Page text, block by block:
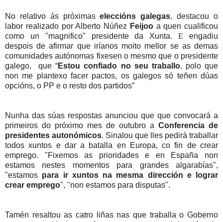
No relativo ás próximaseleccións galegas, destacou o
labor realizado por Alberto Núñez Feijooa quen cualificou
como un "magnifico" presidente da Xunta.Eengadiu
despois de afirmar que iríanos moito mellor se as demas
comunidades autónomas fixesen o mesmo que o presidente
galego, que “Estou confiado no seu traballo, polo que
non me plantexo facer pactos, os galegos só teñen dúas
opcións, o PP e o resto dos partidos”
Nunha das súas respostas anunciou que que convocará a
primeiros do próximo mes de outubro a Conferencia de
presidentes autonómicos. Sinalou que lles pedirá traballar
todos xuntos e dar a batalla en Europa, co fin de crear
emprego. "Fixemos as prioridades e en España non
estamos nestes momentos para grandes algarabías",
"estamos para ir xuntos na mesma dirección e lograr
crear emprego", "non estamos para disputas".
Tamén resaltou as catro liñas nas que traballa o Goberno